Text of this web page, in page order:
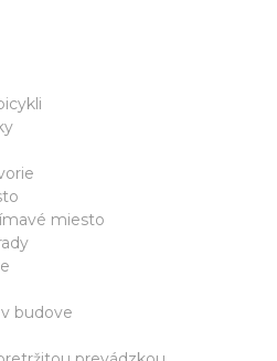
miesto
budove